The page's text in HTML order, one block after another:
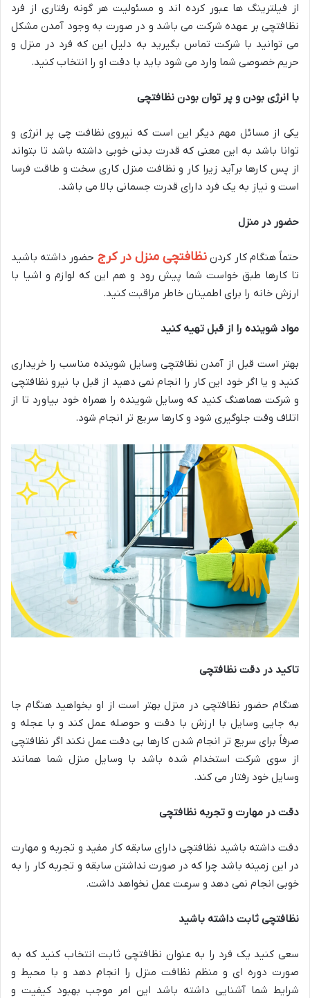
از فیلترینگ ها عبور کرده اند و مسئولیت هر گونه رفتاری از فرد
نظافتچی بر عهده شرکت می باشد و در صورت به وجود آمدن مشکل
می توانید با شرکت تماس بگیرید به دلیل این که فرد در منزل و
حریم خصوصی شما وارد می شود باید با دقت او را انتخاب کنید.
با انرژی بودن و پر توان بودن نظافتچی
یکی از مسائل مهم دیگر این است که نیروی نظافت چی پر انرژی و
توانا باشد به این معنی که قدرت بدنی خوبی داشته باشد تا بتواند
از پس کارها برآید زیرا کار و نظافت منزل کاری سخت و طاقت فرسا
است و نیاز به یک فرد دارای قدرت جسمانی بالا می باشد.
حضور در منزل
حتماً هنگام کار کردن نظافتچی منزل در کرج حضور داشته باشید
تا کارها طبق خواست شما پیش رود و هم این که لوازم و اشیا با
ارزش خانه را برای اطمینان خاطر مراقبت کنید.
مواد شوینده را از قبل تهیه کنید
بهتر است قبل از آمدن نظافتچی وسایل شوینده مناسب را خریداری
کنید و یا اگر خود این کار را انجام نمی دهید از قبل با نیرو نظافتچی
و شرکت هماهنگ کنید که وسایل شوینده را همراه خود بیاورد تا از
اتلاف وقت جلوگیری شود و کارها سریع تر انجام شود.
تاکید در دقت نظافتچی
هنگام حضور نظافتچی در منزل بهتر است از او بخواهید هنگام جا
به جایی وسایل با ارزش با دقت و حوصله عمل کند و با عجله و
صرفاً برای سریع تر انجام شدن کارها بی دقت عمل نکند اگر نظافتچی
از سوی شرکت استخدام شده باشد با وسایل منزل شما همانند
وسایل خود رفتار می کند.
دقت در مهارت و تجربه نظافتچی
دقت داشته باشید نظافتچی دارای سابقه کار مفید و تجربه و مهارت
در این زمینه باشد چرا که در صورت نداشتن سابقه و تجربه کار را به
خوبی انجام نمی دهد و سرعت عمل نخواهد داشت.
نظافتچی ثابت داشته باشید
سعی کنید یک فرد را به عنوان نظافتچی ثابت انتخاب کنید که به
صورت دوره ای و منظم نظافت منزل را انجام دهد و با محیط و
شرایط شما آشنایی داشته باشد این امر موجب بهبود کیفیت و